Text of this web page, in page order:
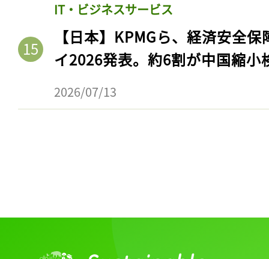
IT・ビジネスサービス
【日本】KPMGら、経済安全
イ2026発表。約6割が中国縮小
2026/07/13
ログイン